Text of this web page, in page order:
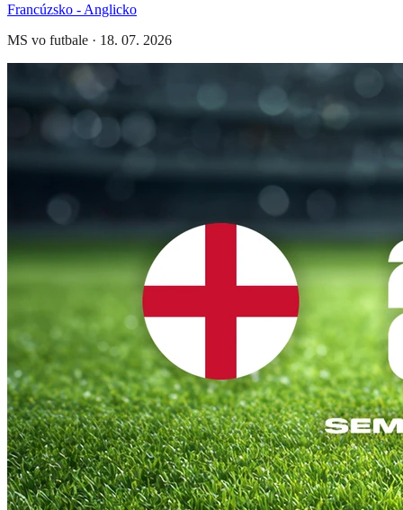
Francúzsko - Anglicko
MS vo futbale · 18. 07. 2026